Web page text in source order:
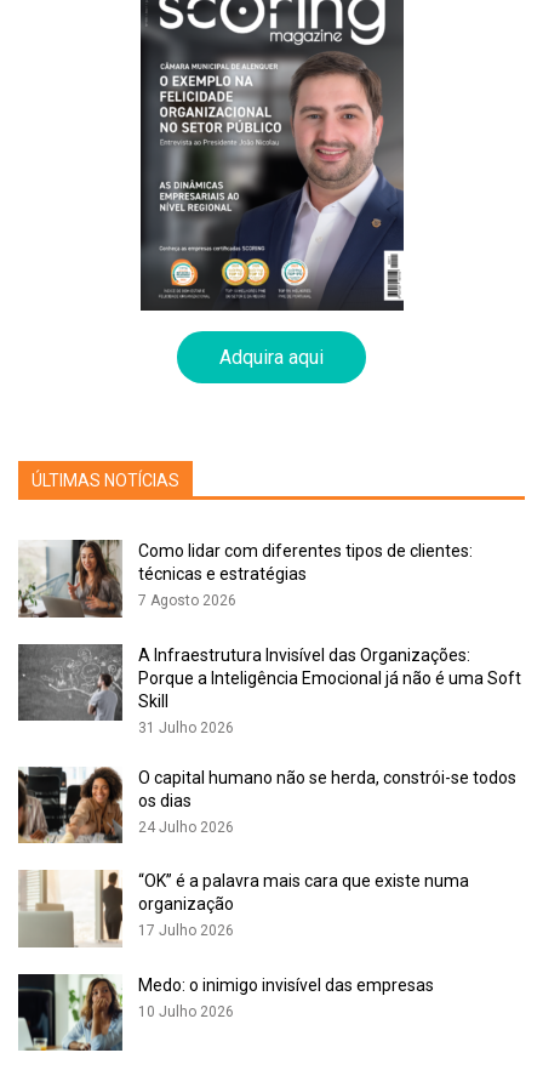
visual, a clareza, a simplicidade, a consistência, a
Aprofundando um pouco estes temas, aidentidade visual
do conjunto de estratégias e elementos visuais que irão
representar a empresa ou entidade aos olhos do público.
Elementos como o logotipo, cores, tipografia e padrões visuais
são os pilares para a captação da essência e personalidade de
uma marca, estabelecendo uma imagem à qual a mesma irá
ser associada. Para isto é fundamental que a
clareza
objetivo principal da empresa seja evidente e bem definida, de
modo a não criar distrações ou confundir o público-alvo. A
destes elementos é também algo que determina a
eliminados, tendo sempre em mente não alterar a mensagem
pretendida, um balanço delicado. Serconsistenteno modo
para o sucesso dos mesmos, pois transmite uma sensação
de familiaridade, reconhecimento e confiança. De modo a não
estagnar e conseguir alcançar novos objetivos, irá ser sempre
necessáriocriatividade
nos modos como desenvolver, evoluir e
aplicar a identidade visual da marca, sendo que é necessário
adaptar
ao mercado, público-alvo e constantes alterações
sócio económicas.
Todos estes fatores e a sua sincronia são ferramentas chave
para o sucesso de qualquer empresa, sendo que é necessário
manter um balanço delicado entre eles. Ao priorizar um em
detrimento de qualquer outro, podemos deparar-nos com
certas questões que irão influenciar a imagem e mensagem da
marca. Por exemplo, ao valorizar a consistência podemos
numa imagem repetitiva e banal. Ou se, ao reforçar a clareza
da mensagem renunciarmos a simplicidade, podemos acabar
Adquira aqui
ÚLTIMAS NOTÍCIAS
Como lidar com diferentes tipos de clientes:
técnicas e estratégias
7 Agosto 2026
A Infraestrutura Invisível das Organizações:
Porque a Inteligência Emocional já não é uma Soft
Skill
31 Julho 2026
O capital humano não se herda, constrói-se todos
os dias
24 Julho 2026
“OK” é a palavra mais cara que existe numa
organização
17 Julho 2026
Medo: o inimigo invisível das empresas
10 Julho 2026